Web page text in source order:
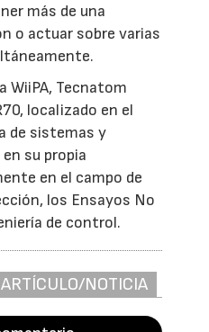
más de una
o actuar sobre varias
WiiPA, Tecnatom
localizado en el
de sistemas y
su propia
en el campo de
los Ensayos No
de control.
NOTICIA